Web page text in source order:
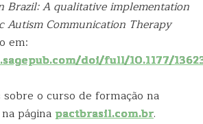
Brazil: A qualitative implementation
Autism Communication Therapy
em:
doi/full/10.1177/
sobre o curso de formação na
página pactbrasil.com.br.